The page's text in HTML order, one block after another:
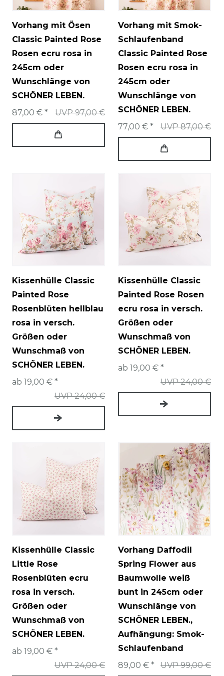
Vorhang mit Ösen
Classic Painted Rose
Rosen ecru rosa in
245cm oder
Wunschlänge von
SCHÖNER LEBEN.
UVP 97,00 €
87,00 € *
Vorhang mit Smok-
Schlaufenband
Classic Painted Rose
Rosen ecru rosa in
245cm oder
Wunschlänge von
SCHÖNER LEBEN.
UVP 87,00 €
77,00 € *
Kissenhülle Classic
Painted Rose
Rosenblüten hellblau
rosa in versch.
Größen oder
Wunschmaß von
SCHÖNER LEBEN.
UVP 24,00 €
ab 19,00 € *
Kissenhülle Classic
Painted Rose Rosen
ecru rosa in versch.
Größen oder
Wunschmaß von
SCHÖNER LEBEN.
UVP 24,00 €
ab 19,00 € *
Kissenhülle Classic
Little Rose
Rosenblüten ecru
rosa in versch.
Größen oder
Wunschmaß von
SCHÖNER LEBEN.
UVP 24,00 €
ab 19,00 € *
Vorhang Daffodil
Spring Flower aus
Baumwolle weiß
bunt in 245cm oder
Wunschlänge von
SCHÖNER LEBEN.,
Aufhängung: Smok-
Schlaufenband
UVP 99,00 €
89,00 € *